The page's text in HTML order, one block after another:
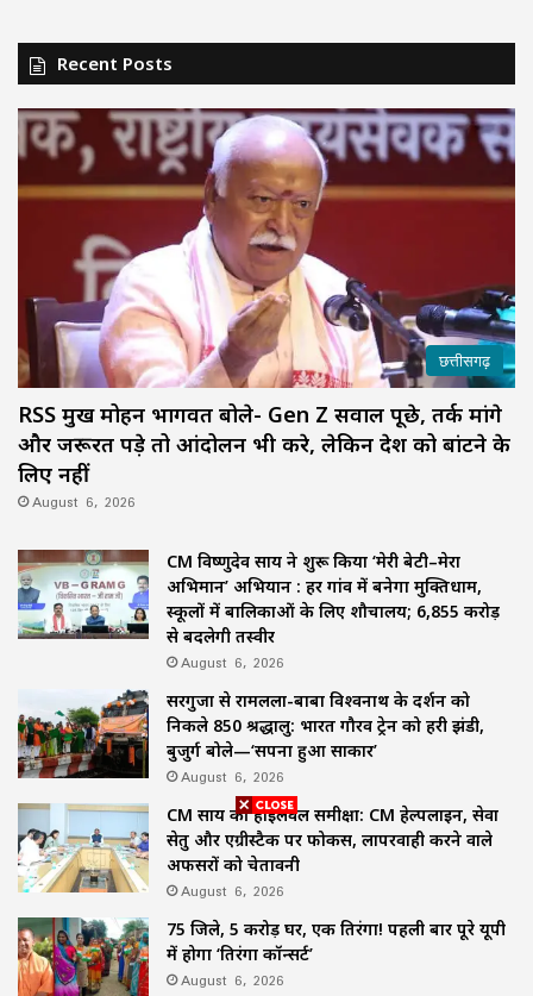
Recent Posts
छत्तीसगढ़
RSS प्रमुख मोहन भागवत बोले- Gen Z सवाल पूछे, तर्क मांगे
और जरूरत पड़े तो आंदोलन भी करे, लेकिन देश को बांटने के
लिए नहीं
August 6, 2026
CM विष्णुदेव साय ने शुरू किया ‘मेरी बेटी–मेरा
अभिमान’ अभियान : हर गांव में बनेगा मुक्तिधाम,
स्कूलों में बालिकाओं के लिए शौचालय; 6,855 करोड़
से बदलेगी तस्वीर
August 6, 2026
सरगुजा से रामलला-बाबा विश्वनाथ के दर्शन को
निकले 850 श्रद्धालु: भारत गौरव ट्रेन को हरी झंडी,
बुजुर्ग बोले—‘सपना हुआ साकार’
August 6, 2026
CM साय की हाईलेवल समीक्षा: CM हेल्पलाइन, सेवा
सेतु और एग्रीस्टैक पर फोकस, लापरवाही करने वाले
अफसरों को चेतावनी
August 6, 2026
75 जिले, 5 करोड़ घर, एक तिरंगा! पहली बार पूरे यूपी
में होगा ‘तिरंगा कॉन्सर्ट’
August 6, 2026